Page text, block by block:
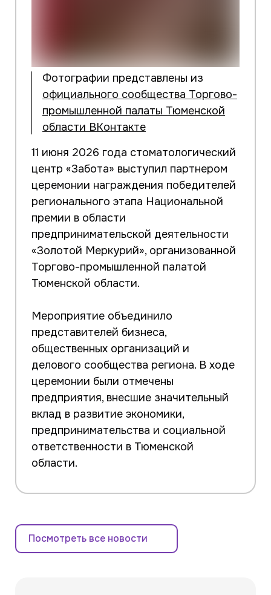
Фотографии представлены из
официального сообщества Торгово-
промышленной палаты Тюменской
области ВКонтакте
11 июня 2026 года стоматологический
центр «Забота» выступил партнером
церемонии награждения победителей
регионального этапа Национальной
премии в области
предпринимательской деятельности
«Золотой Меркурий», организованной
Торгово-промышленной палатой
Тюменской области.
Мероприятие объединило
представителей бизнеса,
общественных организаций и
делового сообщества региона. В ходе
церемонии были отмечены
предприятия, внесшие значительный
вклад в развитие экономики,
предпринимательства и социальной
ответственности в Тюменской
области.
Посмотреть все новости